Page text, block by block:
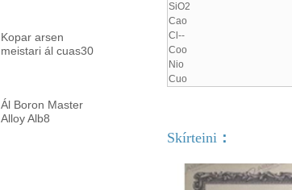
Kopar arsen
meistari ál cuas30
Ál Boron Master
Alloy Alb8
SiO2
Cao
Cl--
Coo
Nio
Cuo
Skírteini ：